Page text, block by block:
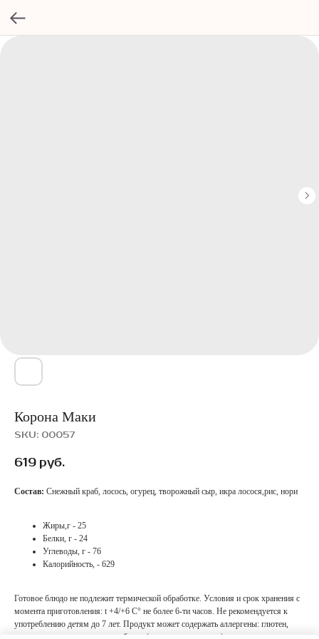
Корона Маки
SKU: 00057
619 руб.
Состав: Снежный краб, лосось, огурец, творожный сыр, икра лосося,рис, нори
Жиры,г - 25
Белки, г - 24
Углеводы, г - 76
Калорийность, - 629
Готовое блюдо не подлежит термической обработке. Условия и срок хранения с
момента приготовления: t +4/+6 С° не более 6-ти часов. Не рекомендуется к
употреблению детям до 7 лет. Продукт может содержать аллергены: глютен,
молоко и продукты его переработки (в том числе лактозу), а также некоторые